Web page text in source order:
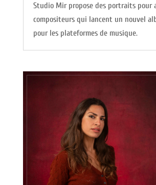
Studio Mir propose des portraits pour
compositeurs qui lancent un nouvel
pour les plateformes de musique.